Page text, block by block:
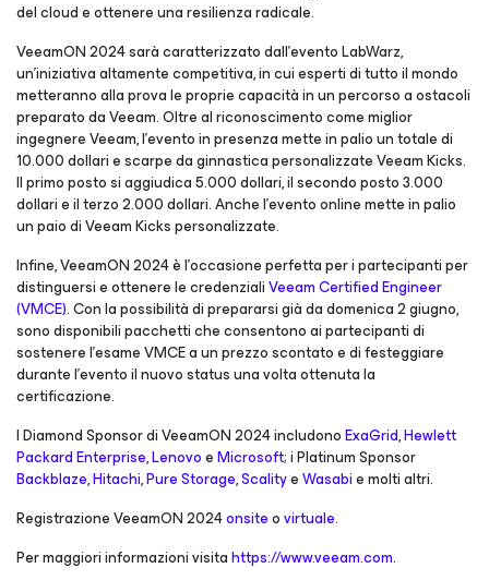
del cloud e ottenere una resilienza radicale.
VeeamON 2024 sarà caratterizzato dall'evento LabWarz,
un’iniziativa altamente competitiva, in cui esperti di tutto il mondo
metteranno alla prova le proprie capacità in un percorso a ostacoli
preparato da Veeam. Oltre al riconoscimento come miglior
ingegnere Veeam, l'evento in presenza mette in palio un totale di
10.000 dollari e scarpe da ginnastica personalizzate Veeam Kicks.
Il primo posto si aggiudica 5.000 dollari, il secondo posto 3.000
dollari e il terzo 2.000 dollari. Anche l'evento online mette in palio
un paio di Veeam Kicks personalizzate.
Infine, VeeamON 2024 è l'occasione perfetta per i partecipanti per
distinguersi e ottenere le credenzialiVeeam Certified Engineer
(VMCE). Con la possibilità di prepararsi già da domenica 2 giugno,
sono disponibili pacchetti che consentono ai partecipanti di
sostenere l'esame VMCE a un prezzo scontato e di festeggiare
durante l’evento il nuovo status una volta ottenuta la
certificazione.
I Diamond Sponsor di VeeamON 2024 includonoExaGrid,Hewlett
Packard Enterprise,LenovoeMicrosoft; i Platinum Sponsor
Backblaze,Hitachi,Pure Storage,ScalityeWasabie molti altri.
Registrazione VeeamON 2024onsiteovirtuale.
Per maggiori informazioni visitahttps://www.veeam.com.